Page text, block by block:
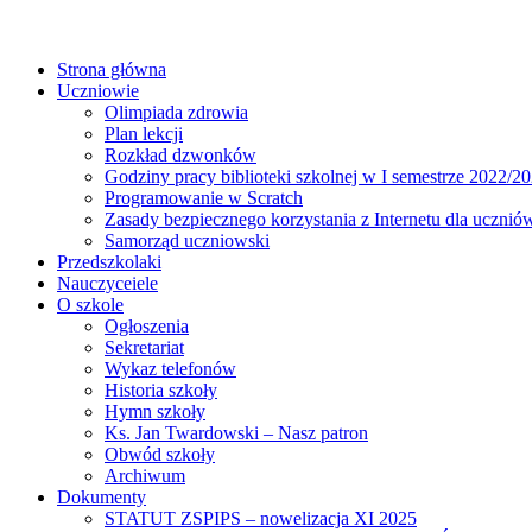
Strona główna
Uczniowie
Olimpiada zdrowia
Plan lekcji
Rozkład dzwonków
Godziny pracy biblioteki szkolnej w I semestrze 2022/
Programowanie w Scratch
Zasady bezpiecznego korzystania z Internetu dla
Samorząd uczniowski
Przedszkolaki
Nauczyceiele
O szkole
Ogłoszenia
Sekretariat
Wykaz telefonów
Historia szkoły
Hymn szkoły
Ks. Jan Twardowski – Nasz patron
Obwód szkoły
Archiwum
Dokumenty
STATUT ZSPIPS – nowelizacja XI 2025